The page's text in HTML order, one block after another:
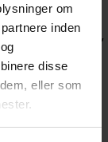
om
inden
disse
eller som
bruges i alt
applikationer,
udstyr og
33 har
stabilitet,